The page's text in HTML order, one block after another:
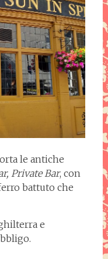
le antiche
Private Bar, con
battuto che
e